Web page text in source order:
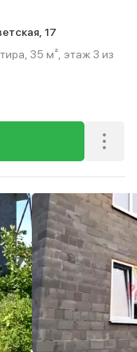
17
35 м², этаж 3 из